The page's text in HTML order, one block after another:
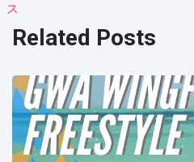
arrested after
launching
moving car
ス
Related Posts